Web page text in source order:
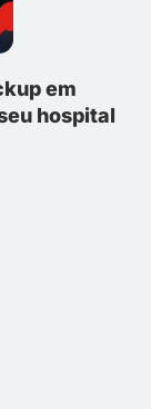
em
hospital